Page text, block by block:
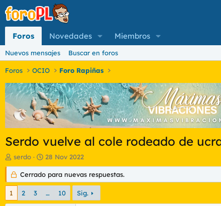
Foros Novedades Miembros
Nuevos mensajes Buscar en foros
Foros OCIO Foro Rapiñas
Serdo vuelve al cole rodeado de
I
n
i
c
a
serdo
F
e
c
h
d
28 Nov 2022
Cerrado para nuevas respuestas.
1 2 3 … 10 Sig.